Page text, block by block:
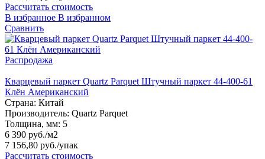
Рассчитать стоимость
В избранное В избранном
Сравнить
Распродажа
Кварцевый паркет Quartz Parquet Штучный паркет 44-400-61
Клён Американский
Страна: Китай
Производитель: Quartz Parquet
Толщина, мм: 5
6 390 руб./м2
7 156,80 руб./упак
Рассчитать стоимость